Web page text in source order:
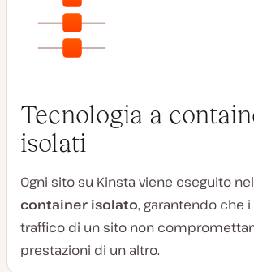
Tecnologia a
isolati
Ogni sito su Kinsta viene eseguito nel
container isolato, garantendo che
traffico di un sito non
prestazioni di un altro.